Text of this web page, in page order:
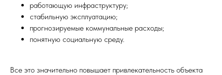
работающую инфраструктуру;
стабильную эксплуатацию;
прогнозируемые коммунальные расходы;
понятную социальную среду.
Все это значительно повышает привлекательность объекта